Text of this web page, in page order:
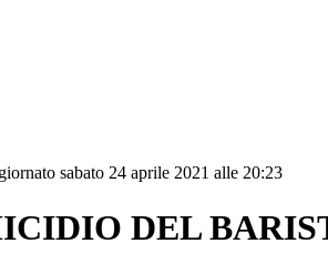
sabato 24 aprile 2021 alle 20:23
DEL